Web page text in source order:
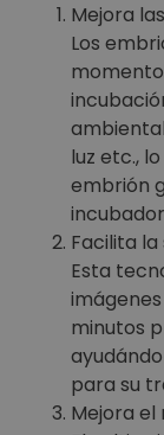
Mejora
Los
luz etc.,
embrión
Facilita
Esta
minutos
para su
Mejora el